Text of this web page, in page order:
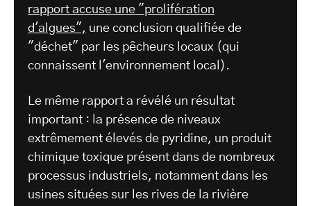
rapport accuse une "prolifération
d'algues", une conclusion qualifiée de
"déchet" par les pêcheurs locaux (qui
connaissent l'environnement local).
Le même rapport a révélé un résultat
important : la présence de niveaux
extrêmement élevés de pyridine, un produit
chimique toxique présent dans de nombreux
processus industriels, notamment dans les
usines situées sur les rives de la rivière